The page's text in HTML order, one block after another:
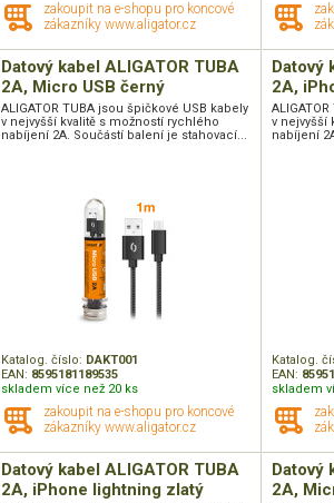
zakoupit na e-shopu pro koncové
zákazníky www.aligator.cz
Datový kabel ALIGATOR TUBA
2A, Micro USB černý
ALIGATOR TUBA jsou špičkové USB kabely
v nejvyšší kvalitě s možností rychlého
nabíjení 2A. Součástí balení je stahovací...
Katalog. číslo: DAKT001
EAN: 8595181189535
skladem více než 20 ks
zakoupit na e-shopu pro koncové
zákazníky www.aligator.cz
Datový
2A,
v nejvyšší
nabíjení
Katalog.
EAN:
skladem
Datový kabel ALIGATOR TUBA
2A, iPhone lightning zlatý
Datový
2A,